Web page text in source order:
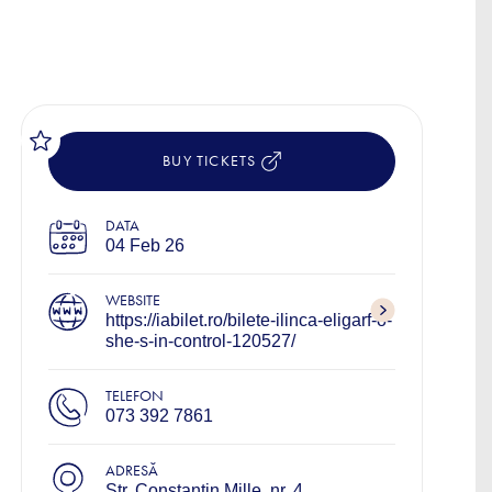
BUY TICKETS
DATA
04 Feb 26
WEBSITE
https://iabilet.ro/bilete-ilinca-eligarf-o-
she-s-in-control-120527/
TELEFON
073 392 7861
ADRESĂ